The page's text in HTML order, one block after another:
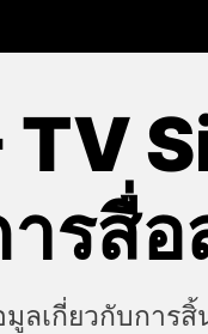
ารสื่
ลเกี่ยวกับการ